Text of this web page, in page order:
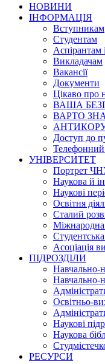
НОВИНИ
ІНФОРМАЦІЯ
Вступникам
Студентам
Аспірантам
Викладачам
Вакансії
Документи
Цікаво про
ВАША
ВАРТО
Доступ до
Телефонний
УНІВЕРСИТЕТ
Портрет
Наукова й
Наукові
Освітня
Сталий
Міжнародна
Асоціація
ПІДРОЗДІЛИ
Навчально-
Навчально-
Освітньо-
Наукові
Наукова
РЕСУРСИ